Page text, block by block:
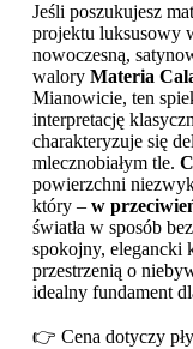
Jeśli poszukujesz
projektu luksusowy
nowoczesną,
waloryMateria
Mianowicie, ten
interpretację
charakteryzuje się
mlecznobiałym tle.
powierzchni
który –w
światła w sposób
spokojny, elegancki
przestrzenią o
idealny fundament
👉 Cena dotyczy